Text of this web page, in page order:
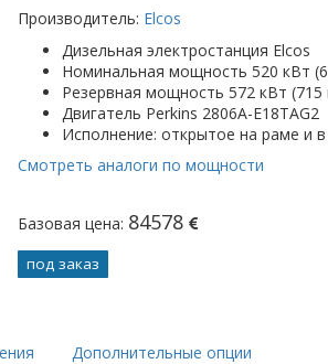
Производитель: Elcos
Дизельная электростанция Elcos
Номинальная мощность 520 кВт
Резервная мощность 572 кВт (715
Двигатель Perkins 2806A-E18TAG2
Исполнение: открытое на раме и
Смотреть аналоги по мощности
Базовая цена: 84578
под заказ
Дополнительные опции